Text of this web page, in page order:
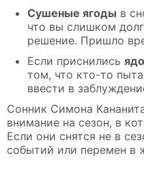
Сушеные ягоды в
что вы слишком
решение. Пришло
Если приснились
том, что кто-то
ввести в
Сонник Симона
внимание на сезон, в
Если они снятся не в
событий или перемен в